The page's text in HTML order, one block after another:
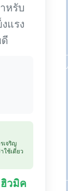
หรับ
แรง
เจริญ
ใช้เดี่ยว
วมิค